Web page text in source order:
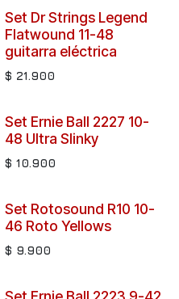
Set Dr Strings Legend
Flatwound 11-48
guitarra eléctrica
$ 21.900
Set Ernie Ball 2227 10-
48 Ultra Slinky
$ 10.900
Set Rotosound R10 10-
46 Roto Yellows
$ 9.900